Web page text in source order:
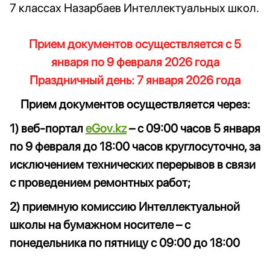
7 классах Назарбаев Интеллектуальных школ.
Прием документов осуществляется с 5
января по 9 февраля 2026 года
Праздничный день: 7 января 2026 года
Прием документов осуществляется через:
1) веб-порталeGov.kz– с 09:00 часов 5 января
по 9 февраля до 18:00 часов круглосуточно, за
исключением технических перерывов в связи
с проведением ремонтных работ;
2) приемную комиссию Интеллектуальной
школы на бумажном носителе – с
понедельника по пятницу с 09:00 до 18:00